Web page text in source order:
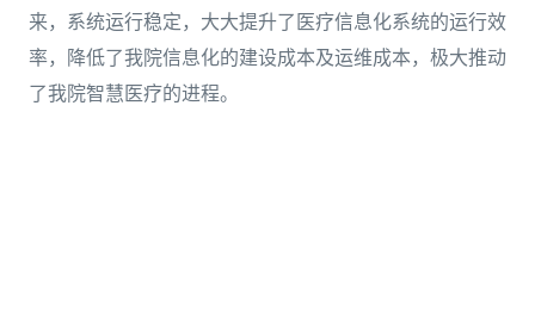
来，系统运行稳定，大大提升了医疗信息化系统的运行效
率，降低了我院信息化的建设成本及运维成本，极大推动
了我院智慧医疗的进程。